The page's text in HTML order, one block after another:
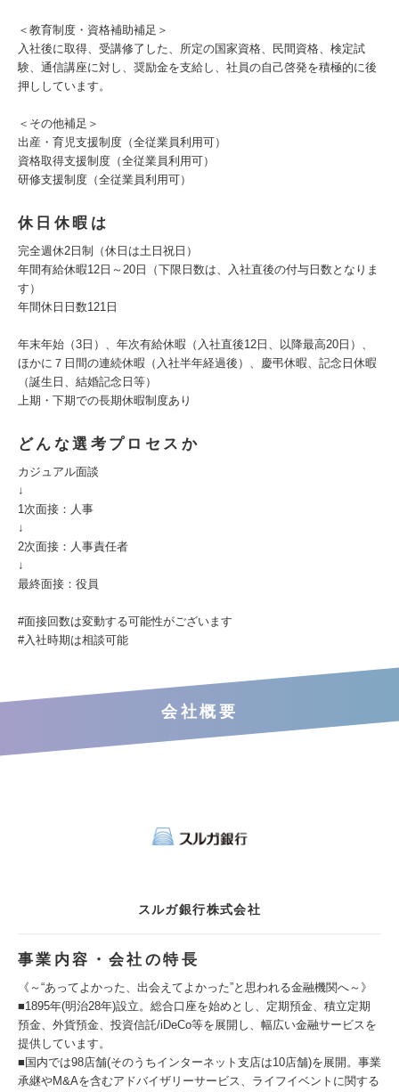
＜教育制度・資格補助補足＞
入社後に取得、受講修了した、所定の国家資格、民間資格、検定試
験、通信講座に対し、奨励金を支給し、社員の自己啓発を積極的に後
押ししています。
＜その他補足＞
出産・育児支援制度（全従業員利用可）
資格取得支援制度（全従業員利用可）
研修支援制度（全従業員利用可）
休日休暇は
完全週休2日制（休日は土日祝日）
年間有給休暇12日～20日（下限日数は、入社直後の付与日数となりま
す）
年間休日日数121日
年末年始（3日）、年次有給休暇（入社直後12日、以降最高20日）、
ほかに７日間の連続休暇（入社半年経過後）、慶弔休暇、記念日休暇
（誕生日、結婚記念日等）
上期・下期での長期休暇制度あり
どんな選考プロセスか
カジュアル面談
↓
1次面接：人事
↓
2次面接：人事責任者
↓
最終面接：役員
#面接回数は変動する可能性がございます
#入社時期は相談可能
会社概要
スルガ銀行株式会社
事業内容・会社の特長
《～“あってよかった、出会えてよかった”と思われる金融機関へ～》
■1895年(明治28年)設立。総合口座を始めとし、定期預金、積立定期
預金、外貨預金、投資信託/iDeCo等を展開し、幅広い金融サービスを
提供しています。
■国内では98店舗(そのうちインターネット支店は10店舗)を展開。事業
承継やM&Aを含むアドバイザリーサービス、ライフイベントに関する